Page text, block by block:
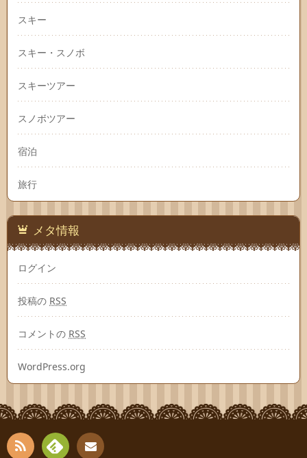
スキー
スキー・スノボ
スキーツアー
スノボツアー
宿泊
旅行
メタ情報
ログイン
投稿の RSS
コメントの RSS
WordPress.org